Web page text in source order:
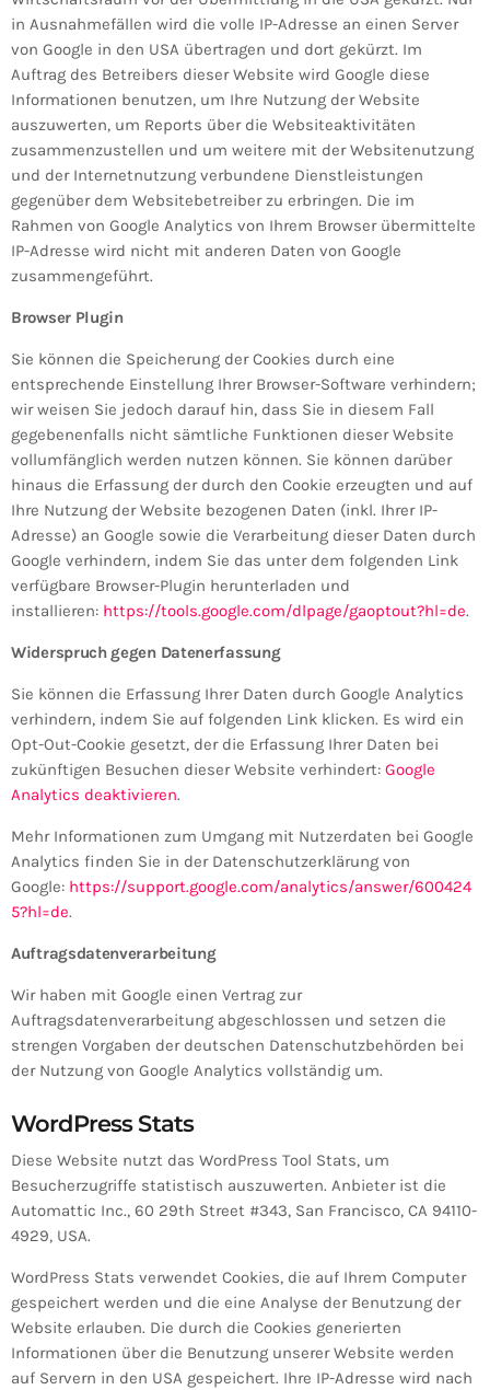
in Ausnahmefällen wird die volle IP-Adresse an einen Server
von Google in den USA übertragen und dort gekürzt. Im
Auftrag des Betreibers dieser Website wird Google diese
Informationen benutzen, um Ihre Nutzung der Website
auszuwerten, um Reports über die Websiteaktivitäten
zusammenzustellen und um weitere mit der Websitenutzung
und der Internetnutzung verbundene Dienstleistungen
gegenüber dem Websitebetreiber zu erbringen. Die im
Rahmen von Google Analytics von Ihrem Browser übermittelte
IP-Adresse wird nicht mit anderen Daten von Google
zusammengeführt.
Browser Plugin
Sie können die Speicherung der Cookies durch eine
entsprechende Einstellung Ihrer Browser-Software verhindern;
wir weisen Sie jedoch darauf hin, dass Sie in diesem Fall
gegebenenfalls nicht sämtliche Funktionen dieser Website
vollumfänglich werden nutzen können. Sie können darüber
hinaus die Erfassung der durch den Cookie erzeugten und auf
Ihre Nutzung der Website bezogenen Daten (inkl. Ihrer IP-
Adresse) an Google sowie die Verarbeitung dieser Daten durch
Google verhindern, indem Sie das unter dem folgenden Link
verfügbare Browser-Plugin herunterladen und
installieren: https://tools.google.com/dlpage/gaoptout?hl=de.
Widerspruch gegen Datenerfassung
Sie können die Erfassung Ihrer Daten durch Google Analytics
verhindern, indem Sie auf folgenden Link klicken. Es wird ein
Opt-Out-Cookie gesetzt, der die Erfassung Ihrer Daten bei
zukünftigen Besuchen dieser Website verhindert: Google
Analytics deaktivieren.
Mehr Informationen zum Umgang mit Nutzerdaten bei Google
Analytics finden Sie in der Datenschutzerklärung von
Google: https://support.google.com/analytics/answer/600424
5?hl=de.
Auftragsdatenverarbeitung
Wir haben mit Google einen Vertrag zur
Auftragsdatenverarbeitung abgeschlossen und setzen die
strengen Vorgaben der deutschen Datenschutzbehörden bei
der Nutzung von Google Analytics vollständig um.
WordPress Stats
Diese Website nutzt das WordPress Tool Stats, um
Besucherzugriffe statistisch auszuwerten. Anbieter ist die
Automattic Inc., 60 29th Street #343, San Francisco, CA 94110-
4929, USA.
WordPress Stats verwendet Cookies, die auf Ihrem Computer
gespeichert werden und die eine Analyse der Benutzung der
Website erlauben. Die durch die Cookies generierten
Informationen über die Benutzung unserer Website werden
auf Servern in den USA gespeichert. Ihre IP-Adresse wird nach